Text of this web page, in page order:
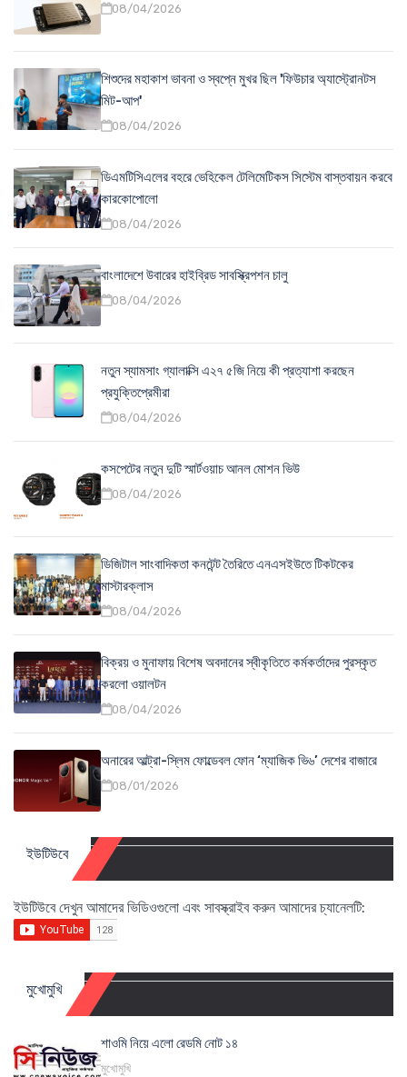
08/04/2026
শিশুদের মহাকাশ ভাবনা ও স্বপ্নে মুখর ছিল 'ফিউচার অ্যাস্ট্রোনটস
মিট-আপ'
08/04/2026
ডিএমটিসিএলের বহরে ভেহিকেল টেলিমেটিকস সিস্টেম বাস্তবায়ন করবে
কারকোপোলো
08/04/2026
বাংলাদেশে উবারের হাইব্রিড সাবস্ক্রিপশন চালু
08/04/2026
নতুন স্যামসাং গ্যালাক্সি এ২৭ ৫জি নিয়ে কী প্রত্যাশা করছেন
প্রযুক্তিপ্রেমীরা
08/04/2026
কসপেটের নতুন দুটি স্মার্টওয়াচ আনল মোশন ভিউ
08/04/2026
ডিজিটাল সাংবাদিকতা কনটেন্ট তৈরিতে এনএসইউতে টিকটকের
মাস্টারক্লাস
08/04/2026
বিক্রয় ও মুনাফায় বিশেষ অবদানের স্বীকৃতিতে কর্মকর্তাদের পুরস্কৃত
করলো ওয়ালটন
08/04/2026
অনারের আল্ট্রা-স্লিম ফোল্ডেবল ফোন ‘ম্যাজিক ভি৬’ দেশের বাজারে
08/01/2026
ইউটিউবে
ইউটিউবে দেখুন আমাদের ভিডিওগুলো এবং সাবস্ক্রাইব করুন আমাদের চ্যানেলটি:
মুখোমুখি
শাওমি নিয়ে এলো রেডমি নোট ১৪
মুখোমুখি